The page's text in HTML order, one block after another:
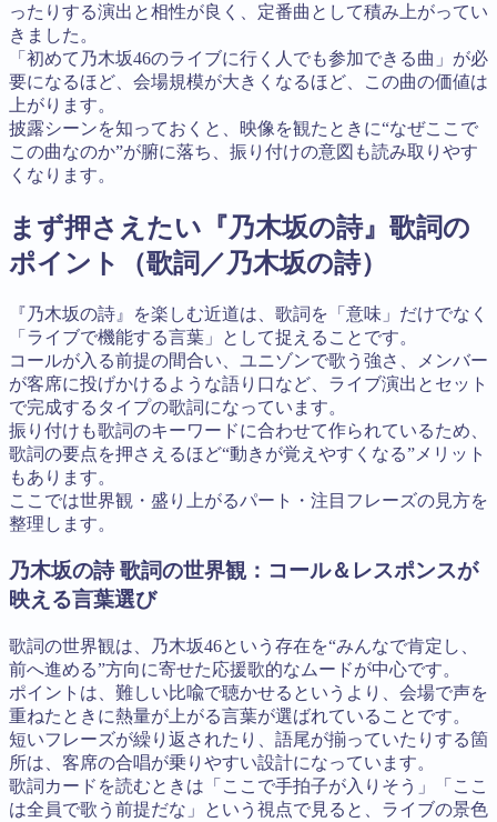
ったりする演出と相性が良く、定番曲として積み上がってい
きました。
「初めて乃木坂46のライブに行く人でも参加できる曲」が必
要になるほど、会場規模が大きくなるほど、この曲の価値は
上がります。
披露シーンを知っておくと、映像を観たときに“なぜここで
この曲なのか”が腑に落ち、振り付けの意図も読み取りやす
くなります。
まず押さえたい『乃木坂の詩』歌詞の
ポイント（歌詞／乃木坂の詩）
『乃木坂の詩』を楽しむ近道は、歌詞を「意味」だけでなく
「ライブで機能する言葉」として捉えることです。
コールが入る前提の間合い、ユニゾンで歌う強さ、メンバー
が客席に投げかけるような語り口など、ライブ演出とセット
で完成するタイプの歌詞になっています。
振り付けも歌詞のキーワードに合わせて作られているため、
歌詞の要点を押さえるほど“動きが覚えやすくなる”メリット
もあります。
ここでは世界観・盛り上がるパート・注目フレーズの見方を
整理します。
乃木坂の詩 歌詞の世界観：コール＆レスポンスが
映える言葉選び
歌詞の世界観は、乃木坂46という存在を“みんなで肯定し、
前へ進める”方向に寄せた応援歌的なムードが中心です。
ポイントは、難しい比喩で聴かせるというより、会場で声を
重ねたときに熱量が上がる言葉が選ばれていることです。
短いフレーズが繰り返されたり、語尾が揃っていたりする箇
所は、客席の合唱が乗りやすい設計になっています。
歌詞カードを読むときは「ここで手拍子が入りそう」「ここ
は全員で歌う前提だな」という視点で見ると、ライブの景色